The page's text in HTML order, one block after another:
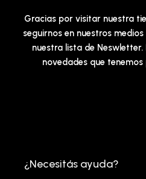
Gracias por visitar nuestra
seguirnos en nuestros
nuestra lista de
novedades que
¿Necesitás ayuda?